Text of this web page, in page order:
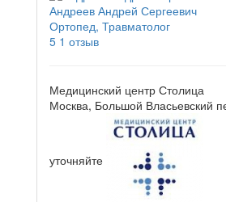
Андреев Андрей Сергеевич
Ортопед, Травматолог
5 1 отзыв
Медицинский центр Столица
Москва, Большой Власьевский
уточняйте